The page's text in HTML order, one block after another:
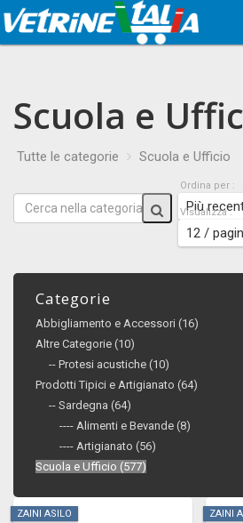
Scuola e
Tutte le categorie Scuola e Ufficio
Ordina per :
Visualizza :
Categorie
Abbigliamento e Accessori (16)
Altre Categorie (10)
-- Protesi acustiche (10)
Prodotti Tipici e Artigianato (64)
-- Sardegna (64)
---- Alimenti e Bevande (8)
---- Artigianato (56)
Scuola e Ufficio (577)
ZAINI ASILO
ZAINI